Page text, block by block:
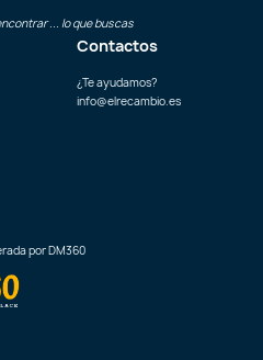
... lo que buscas
Contactos
¿Te ayudamos?
info@elrecambio.es
porDM360